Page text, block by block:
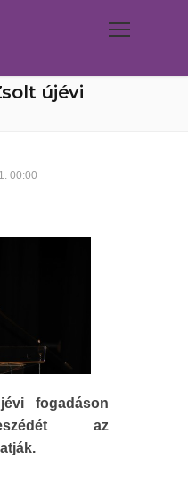
újévi
00:00
fogadáson
az